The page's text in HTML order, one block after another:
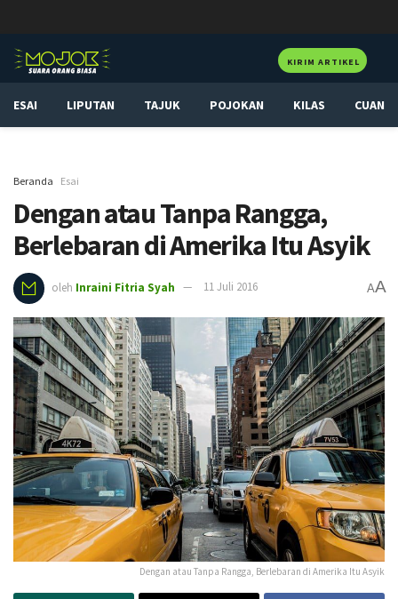
KIRIM ARTIKEL
ESAI LIPUTAN TAJUK POJOKAN KILAS CUAN
Beranda Esai
Dengan atau Tanpa Rangga,
Berlebaran di Amerika Itu Asyik
oleh Inraini Fitria Syah 11 Juli 2016 AA
Dengan atau Tanpa Rangga, Berlebaran di Amerika Itu Asyik